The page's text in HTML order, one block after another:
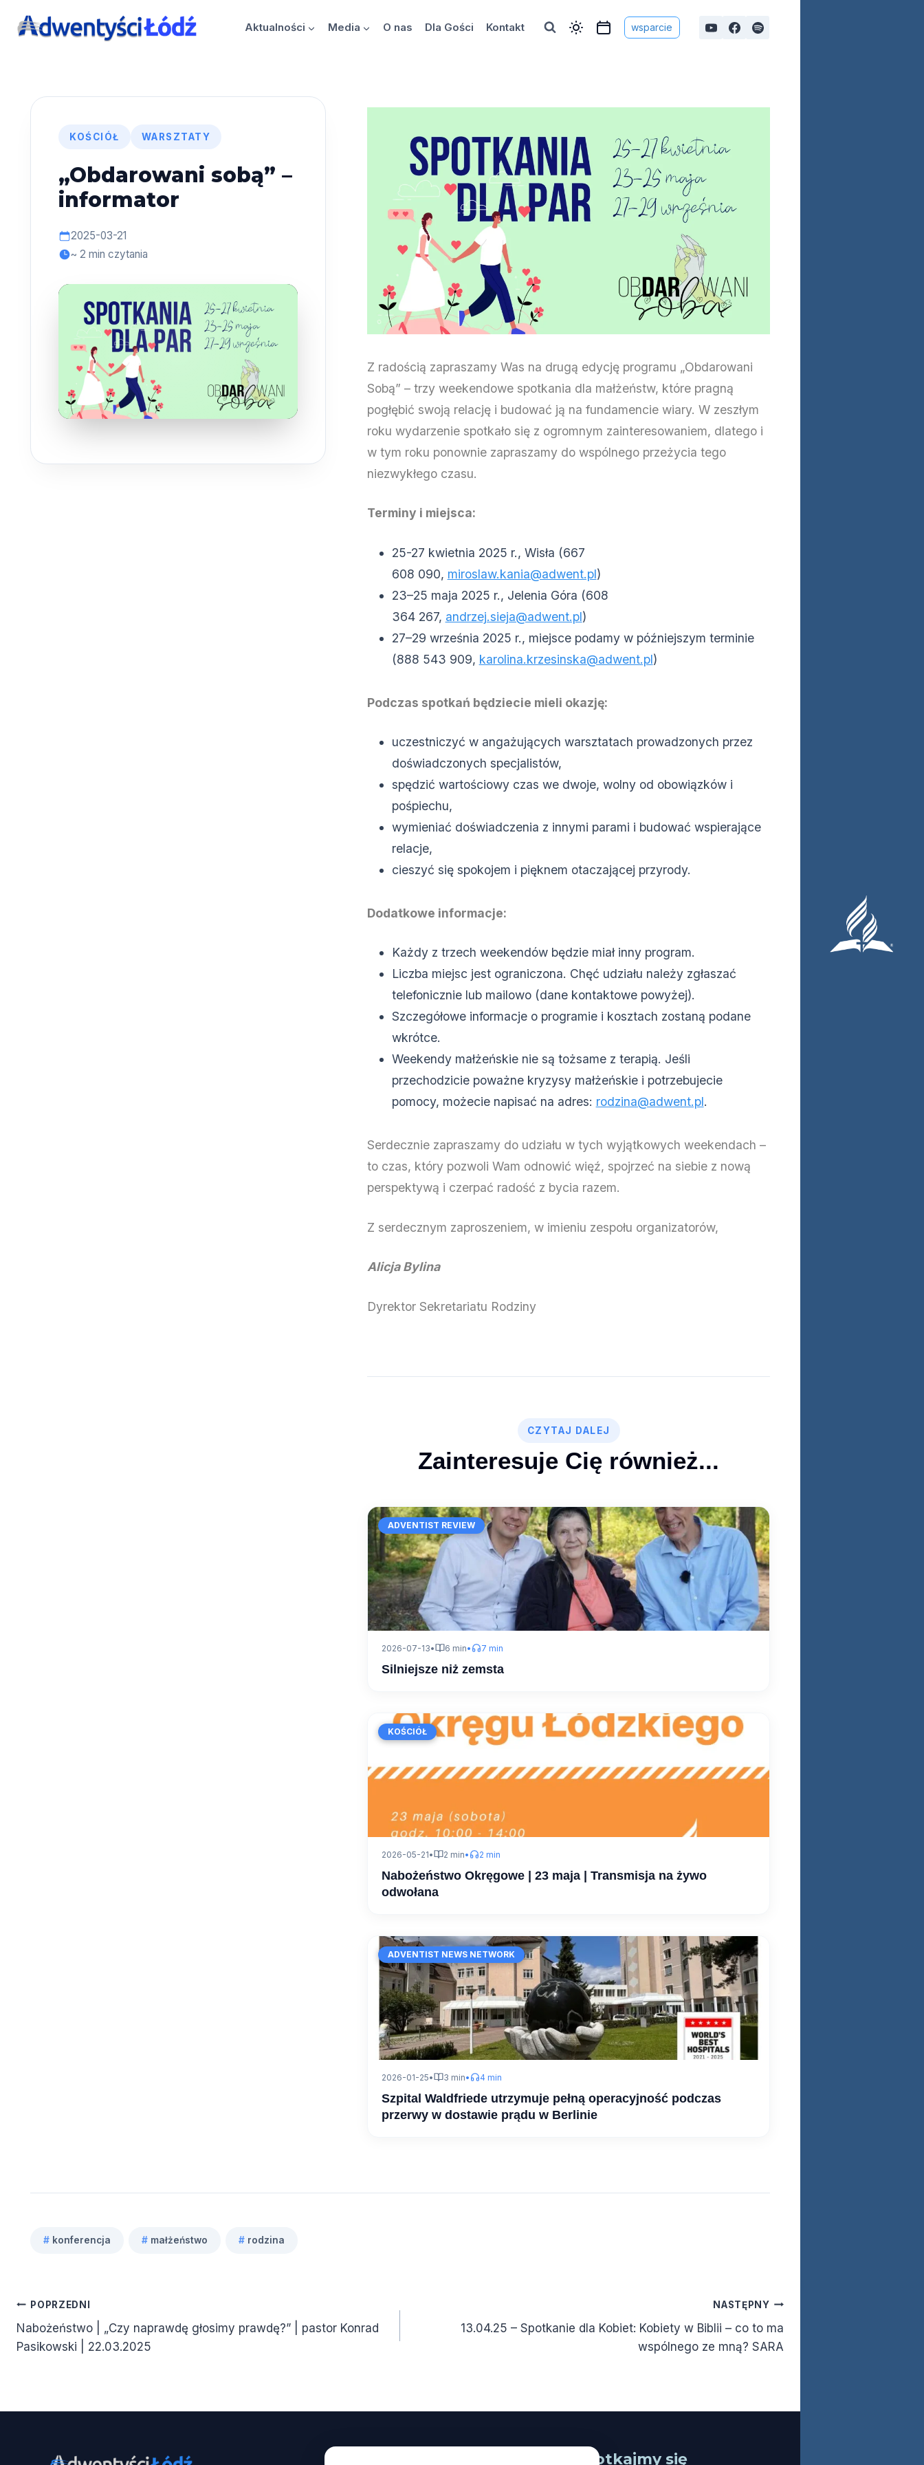
Aktualności Media O nas Dla Gości Kontakt wsparcie
KOŚCIÓŁ WARSZTATY
„Obdarowani sobą” –
informator
2025-03-21
~ 2 min czytania
Z radością zapraszamy Was na drugą edycję programu „Obdarowani
Sobą” – trzy weekendowe spotkania dla małżeństw, które pragną
pogłębić swoją relację i budować ją na fundamencie wiary. W zeszłym
roku wydarzenie spotkało się z ogromnym zainteresowaniem, dlatego i
w tym roku ponownie zapraszamy do wspólnego przeżycia tego
niezwykłego czasu.
Terminy i miejsca:
25-27 kwietnia 2025 r., Wisła (667
608 090, miroslaw.kania@adwent.pl)
23–25 maja 2025 r., Jelenia Góra (608
364 267, andrzej.sieja@adwent.pl)
27–29 września 2025 r., miejsce podamy w późniejszym terminie
(888 543 909, karolina.krzesinska@adwent.pl)
Podczas spotkań będziecie mieli okazję:
uczestniczyć w angażujących warsztatach prowadzonych przez
doświadczonych specjalistów,
spędzić wartościowy czas we dwoje, wolny od obowiązków i
pośpiechu,
wymieniać doświadczenia z innymi parami i budować wspierające
relacje,
cieszyć się spokojem i pięknem otaczającej przyrody.
Dodatkowe informacje:
Każdy z trzech weekendów będzie miał inny program.
Liczba miejsc jest ograniczona. Chęć udziału należy zgłaszać
telefonicznie lub mailowo (dane kontaktowe powyżej).
Szczegółowe informacje o programie i kosztach zostaną podane
wkrótce.
Weekendy małżeńskie nie są tożsame z terapią. Jeśli
przechodzicie poważne kryzysy małżeńskie i potrzebujecie
pomocy, możecie napisać na adres: rodzina@adwent.pl.
Serdecznie zapraszamy do udziału w tych wyjątkowych weekendach –
to czas, który pozwoli Wam odnowić więź, spojrzeć na siebie z nową
perspektywą i czerpać radość z bycia razem.
Z serdecznym zaproszeniem, w imieniu zespołu organizatorów,
Alicja Bylina
Dyrektor Sekretariatu Rodziny
CZYTAJ DALEJ
Zainteresuje Cię również...
ADVENTIST REVIEW
2026-07-13• 6 min• 7 min
Silniejsze niż zemsta
KOŚCIÓŁ
2026-05-21• 2 min• 2 min
Nabożeństwo Okręgowe | 23 maja | Transmisja na żywo
odwołana
ADVENTIST NEWS NETWORK
2026-01-25• 3 min• 4 min
Szpital Waldfriede utrzymuje pełną operacyjność podczas
przerwy w dostawie prądu w Berlinie
Tagi
# konferencja # małżeństwo # rodzina
Nawigacja
wpisu
POPRZEDNI
Nabożeństwo | „Czy naprawdę głosimy prawdę?” | pastor Konrad
Pasikowski | 22.03.2025
NASTĘPNY
13.04.25 – Spotkanie dla Kobiet: Kobiety w Biblii – co to ma
wspólnego ze mną? SARA
Spotkajmy się